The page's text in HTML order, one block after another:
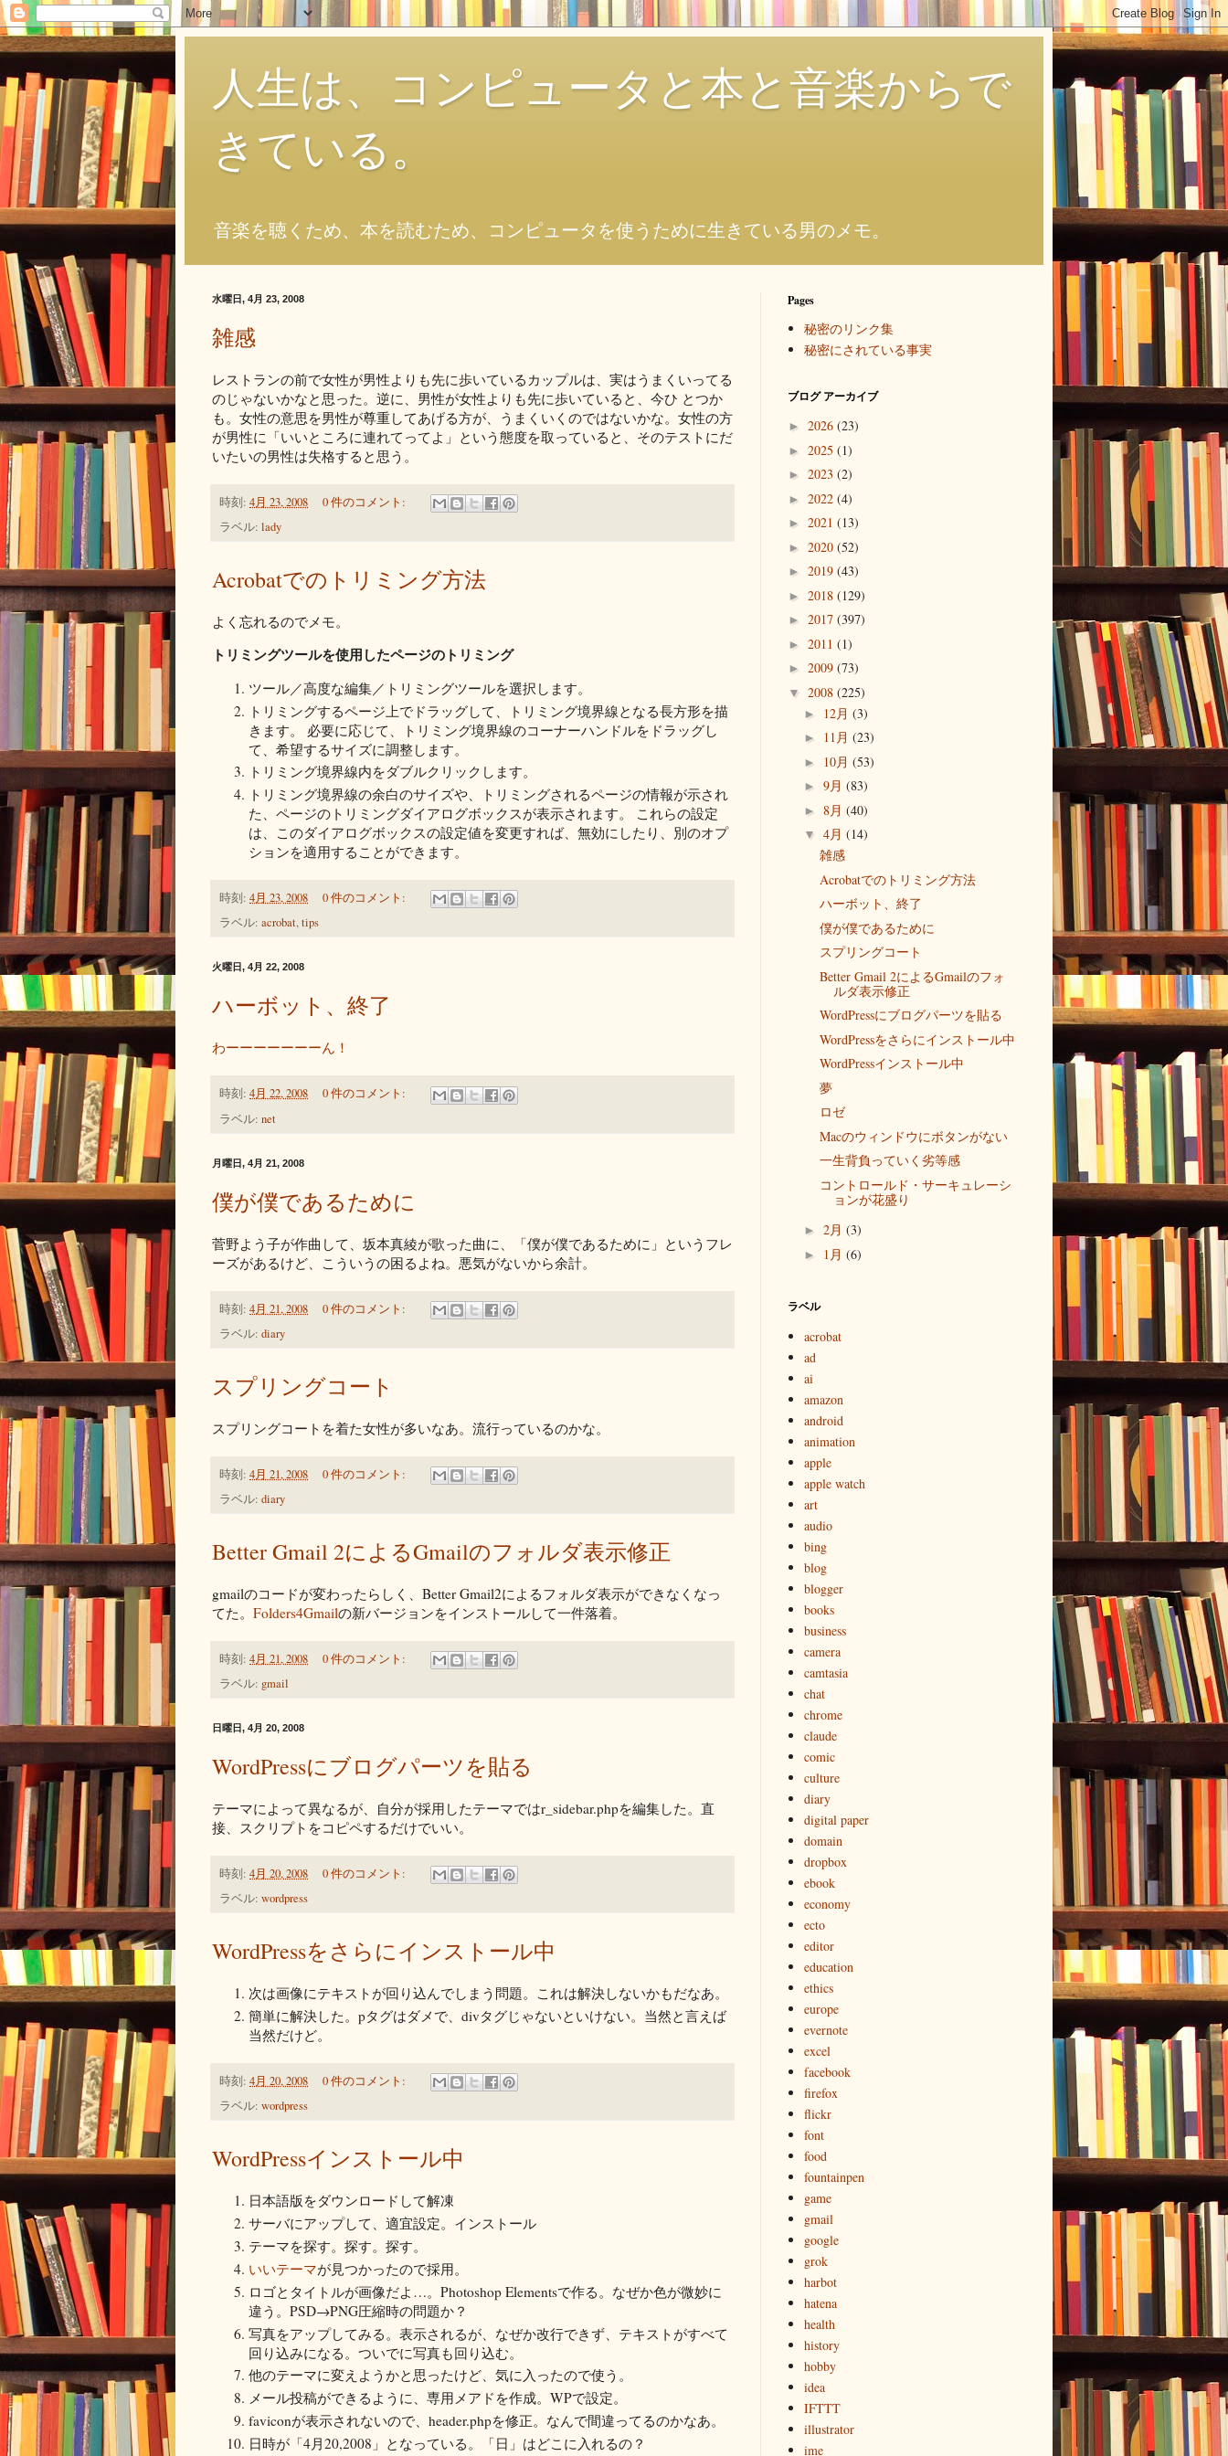
人生は、コンピュータと本と音楽からで
きている。
音楽を聴くため、本を読むため、コンピュータを使うために生きている男のメモ。
水曜日, 4月 23, 2008
雑感
レストランの前で女性が男性よりも先に歩いているカップルは、実はうまくいってる
のじゃないかなと思った。逆に、男性が女性よりも先に歩いていると、今ひ とつか
も。女性の意思を男性が尊重してあげる方が、うまくいくのではないかな。女性の方
が男性に「いいところに連れてってよ」という態度を取っていると、そのテストにだ
いたいの男性は失格すると思う。
時刻: 4月 23, 2008
0 件のコメント:
ラベル: lady
Acrobatでのトリミング方法
よく忘れるのでメモ。
トリミングツールを使用したページのトリミング
ツール／高度な編集／トリミングツールを選択します。
トリミングするページ上でドラッグして、トリミング境界線となる長方形を描
きます。 必要に応じて、トリミング境界線のコーナーハンドルをドラッグし
て、希望するサイズに調整します。
トリミング境界線内をダブルクリックします。
トリミング境界線の余白のサイズや、トリミングされるページの情報が示され
た、ページのトリミングダイアログボックスが表示されます。 これらの設定
は、このダイアログボックスの設定値を変更すれば、無効にしたり、別のオプ
ションを適用することができます。
時刻: 4月 23, 2008
0 件のコメント:
ラベル: acrobat,tips
火曜日, 4月 22, 2008
ハーボット、終了
わーーーーーーーん！
時刻: 4月 22, 2008
0 件のコメント:
ラベル: net
月曜日, 4月 21, 2008
僕が僕であるために
菅野よう子が作曲して、坂本真綾が歌った曲に、「僕が僕であるために」というフレ
ーズがあるけど、こういうの困るよね。悪気がないから余計。
時刻: 4月 21, 2008
0 件のコメント:
ラベル: diary
スプリングコート
スプリングコートを着た女性が多いなあ。流行っているのかな。
時刻: 4月 21, 2008
0 件のコメント:
ラベル: diary
Better Gmail 2によるGmailのフォルダ表示修正
gmailのコードが変わったらしく、Better Gmail2によるフォルダ表示ができなくなっ
てた。 Folders4Gmailの新バージョンをインストールして一件落着。
時刻: 4月 21, 2008
0 件のコメント:
ラベル: gmail
日曜日, 4月 20, 2008
WordPressにブログパーツを貼る
テーマによって異なるが、自分が採用したテーマではr_sidebar.phpを編集した。直
接、スクリプトをコピペするだけでいい。
時刻: 4月 20, 2008
0 件のコメント:
ラベル: wordpress
WordPressをさらにインストール中
次は画像にテキストが回り込んでしまう問題。これは解決しないかもだなあ。
簡単に解決した。pタグはダメで、divタグじゃないといけない。当然と言えば
当然だけど。
時刻: 4月 20, 2008
0 件のコメント:
ラベル: wordpress
WordPressインストール中
日本語版をダウンロードして解凍
サーバにアップして、適宜設定。インストール
テーマを探す。探す。探す。
いいテーマが見つかったので採用。
ロゴとタイトルが画像だよ…。Photoshop Elementsで作る。なぜか色が微妙に
違う。PSD→PNG圧縮時の問題か？
写真をアップしてみる。表示されるが、なぜか改行できず、テキストがすべて
回り込みになる。ついでに写真も回り込む。
他のテーマに変えようかと思ったけど、気に入ったので使う。
メール投稿ができるように、専用メアドを作成。WPで設定。
faviconが表示されないので、header.phpを修正。なんで間違ってるのかなあ。
日時が「4月20,2008」となっている。「日」はどこに入れるの？
Pages
秘密のリンク集
秘密にされている事実
ブログ アーカイブ
► 2026 (23)
► 2025 (1)
► 2023 (2)
► 2022 (4)
► 2021 (13)
► 2020 (52)
► 2019 (43)
► 2018 (129)
► 2017 (397)
► 2011 (1)
► 2009 (73)
▼ 2008 (225)
► 12月 (3)
► 11月 (23)
► 10月 (53)
► 9月 (83)
► 8月 (40)
▼ 4月 (14)
雑感
Acrobatでのトリミング方法
ハーボット、終了
僕が僕であるために
スプリングコート
Better Gmail 2によるGmailのフォ
ルダ表示修正
WordPressにブログパーツを貼る
WordPressをさらにインストール中
WordPressインストール中
夢
ロゼ
Macのウィンドウにボタンがない
一生背負っていく劣等感
コントロールド・サーキュレーシ
ョンが花盛り
► 2月 (3)
► 1月 (6)
ラベル
acrobat
ad
ai
amazon
android
animation
apple
apple watch
art
audio
bing
blog
blogger
books
business
camera
camtasia
chat
chrome
claude
comic
culture
diary
digital paper
domain
dropbox
ebook
economy
ecto
editor
education
ethics
europe
evernote
excel
facebook
firefox
flickr
font
food
fountainpen
game
gmail
google
grok
harbot
hatena
health
history
hobby
idea
IFTTT
illustrator
ime